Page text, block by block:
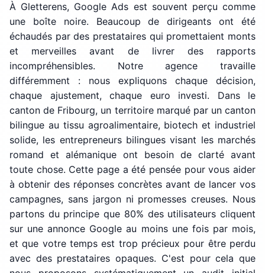
À Gletterens, Google Ads est souvent perçu comme
une boîte noire. Beaucoup de dirigeants ont été
échaudés par des prestataires qui promettaient monts
et merveilles avant de livrer des rapports
incompréhensibles. Notre agence travaille
différemment : nous expliquons chaque décision,
chaque ajustement, chaque euro investi. Dans le
canton de Fribourg, un territoire marqué par un canton
bilingue au tissu agroalimentaire, biotech et industriel
solide, les entrepreneurs bilingues visant les marchés
romand et alémanique ont besoin de clarté avant
toute chose. Cette page a été pensée pour vous aider
à obtenir des réponses concrètes avant de lancer vos
campagnes, sans jargon ni promesses creuses. Nous
partons du principe que 80% des utilisateurs cliquent
sur une annonce Google au moins une fois par mois,
et que votre temps est trop précieux pour être perdu
avec des prestataires opaques. C'est pour cela que